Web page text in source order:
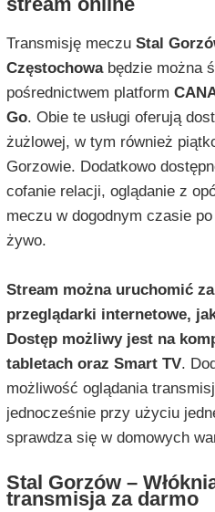
Transmisję meczu Stal
Częstochowabędzie można
pośrednictwem platform
Go. Obie te usługi oferują
żużlowej, w tym również
Gorzowie. Dodatkowo
cofanie relacji, oglądanie z
meczu w dogodnym czasie
żywo.
Stream można uruchomić
przeglądarki internetowe,
Dostęp możliwy jest na
tabletach oraz Smart TV.
możliwość oglądania
jednocześnie przy użyciu
sprawdza się w domowych
Stal Gorzów –
transmisja za darmo